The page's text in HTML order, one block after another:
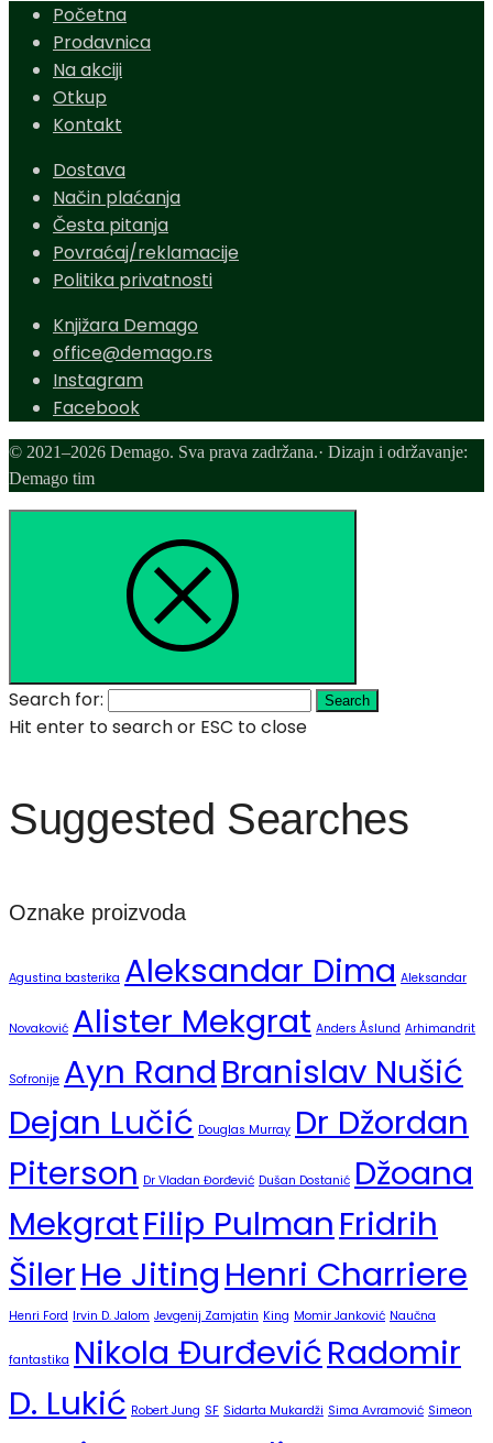
Početna
Prodavnica
Na akciji
Otkup
Kontakt
Dostava
Način plaćanja
Česta pitanja
Povraćaj/reklamacije
Politika privatnosti
Knjižara Demago
office@demago.rs
Instagram
Facebook
© 2021–2026 Demago. Sva prava zadržana.· Dizajn i održavanje:
Demago tim
Search for: Search
Hit enter to search or ESC to close
Suggested Searches
Oznake proizvoda
Agustina basterika Aleksandar Dima Aleksandar
Novaković Alister Mekgrat Anders Åslund Arhimandrit
Sofronije Ayn RandBranislav Nušić
Dejan Lučić Douglas Murray Dr Džordan
Piterson Dr Vladan Đorđević Dušan Dostanić Džoana
MekgratFilip PulmanFridrih
ŠilerHe JitingHenri Charriere
Henri Ford Irvin D. Jalom Jevgenij Zamjatin King Momir Janković Naučna
fantastika Nikola ĐurđevićRadomir
D. Lukić Robert Jung SF Sidarta Mukardži Sima Avramović Simeon